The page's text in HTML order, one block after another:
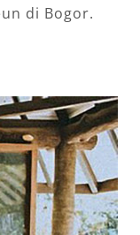
di Bogor.